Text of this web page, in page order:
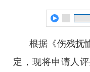
根据《伤残抚
定，现将申请人